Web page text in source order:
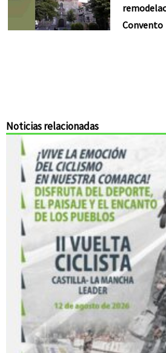
Convento
Noticias relacionadas